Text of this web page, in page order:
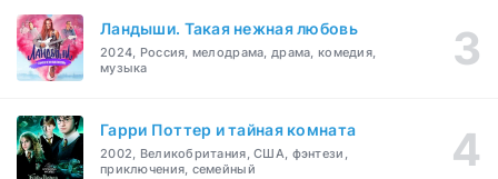
Ландыши. Такая нежная любовь
2024, Россия, мелодрама, драма, комедия,
музыка
Гарри Поттер и тайная комната
2002, Великобритания, США, фэнтези,
приключения, семейный